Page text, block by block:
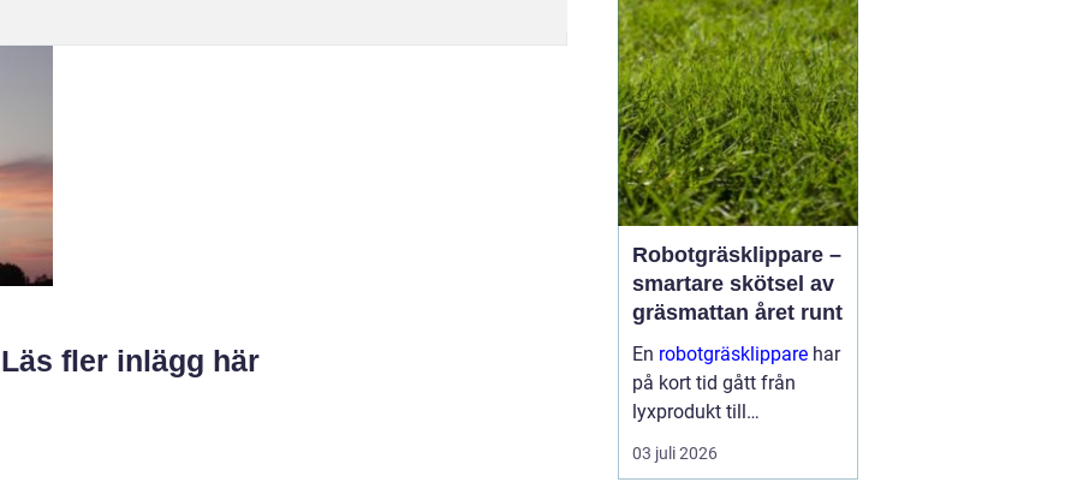
Läs fler inlägg här
bostaden och skapar en
vardagsmiljö som håller
länge. Med rätt
kompetens, bra
underarbete oc...
Robotgräsklippare –
smartare skötsel av
gräsmattan året runt
En robotgräsklippare har
på kort tid gått från
lyxprodukt till
vardagsverktyg i många
svenska trädgårdar. Den
03 juli 2026